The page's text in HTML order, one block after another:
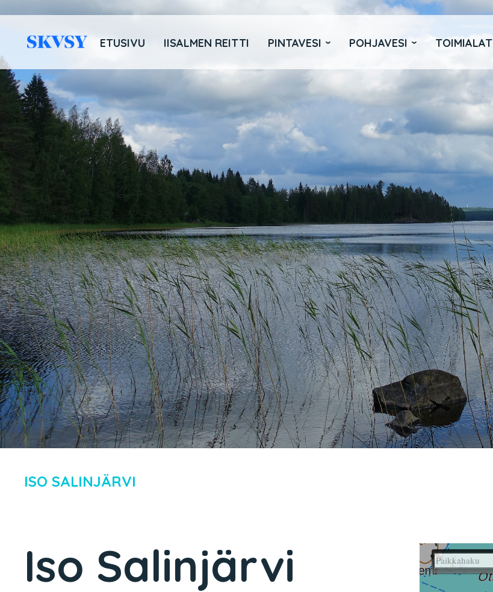
sisältöön
ETUSIVU IISALMEN REITTI PINTAVESI POHJAVESI TOIMIALAT
ISO SALINJÄRVI
Iso Salinjärvi